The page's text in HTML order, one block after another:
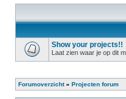
Show your projects!!
Laat zien waar je op dit
Forumoverzicht» Projecten forum